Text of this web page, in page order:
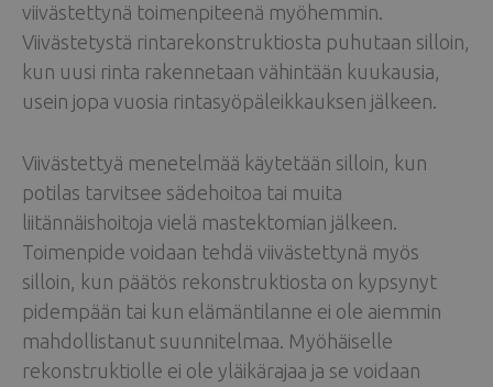
viivästettynä toimenpiteenä myöhemmin.
Viivästetystä rintarekonstruktiosta puhutaan silloin,
kun uusi rinta rakennetaan vähintään kuukausia,
usein jopa vuosia rintasyöpäleikkauksen jälkeen.
Viivästettyä menetelmää käytetään silloin, kun
potilas tarvitsee sädehoitoa tai muita
liitännäishoitoja vielä mastektomian jälkeen.
Toimenpide voidaan tehdä viivästettynä myös
silloin, kun päätös rekonstruktiosta on kypsynyt
pidempään tai kun elämäntilanne ei ole aiemmin
mahdollistanut suunnitelmaa. Myöhäiselle
rekonstruktiolle ei ole yläikärajaa ja se voidaan